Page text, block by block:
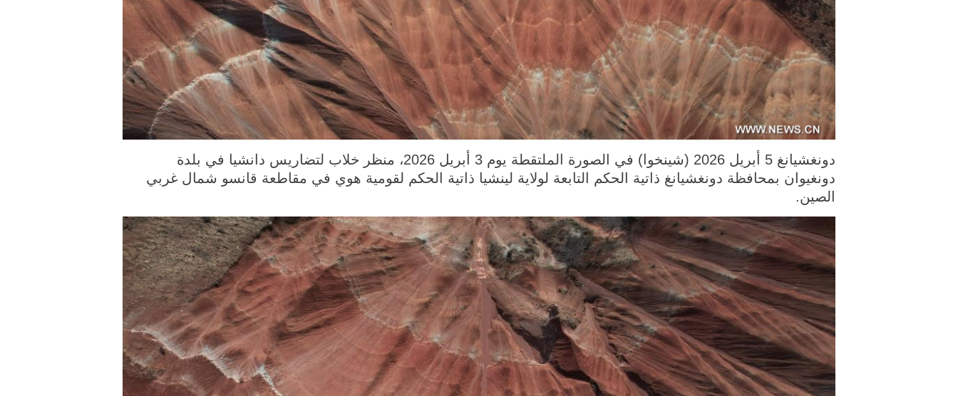
دونغشيانغ 5 أبريل 2026 (شينخوا) في الصورة الملتقطة يوم 3 أبريل 2026، منظر خلاب لتضاريس دانشيا في بلدة
دونغيوان بمحافظة دونغشيانغ ذاتية الحكم التابعة لولاية لينشيا ذاتية الحكم لقومية هوي في مقاطعة قانسو شمال غربي
الصين.